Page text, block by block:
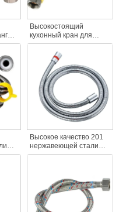
Высокостоящий
кухонный кран для
раковины с горячей
холодной водой
Внешняя труба
Взрывобезопасный
плетеный шланг
Удлиненный
заостренный аксессуар
для крана
Высокое качество 201
нержавеющей стали
очень длинный хром
гайка хороший Suality
кран аксессуары